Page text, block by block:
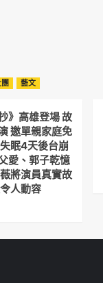
藝文
》高雄登場 故
邀單親家庭免
眠4天後台崩
愛、郭子乾憶
將演員真實故
人動容